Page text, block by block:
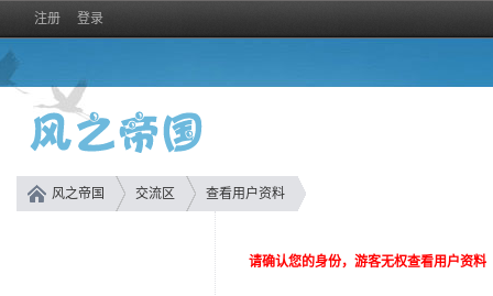
注册 登录
风之帝国 交流区 查看用户资料
请确认您的身份，游客无权查看用户资料